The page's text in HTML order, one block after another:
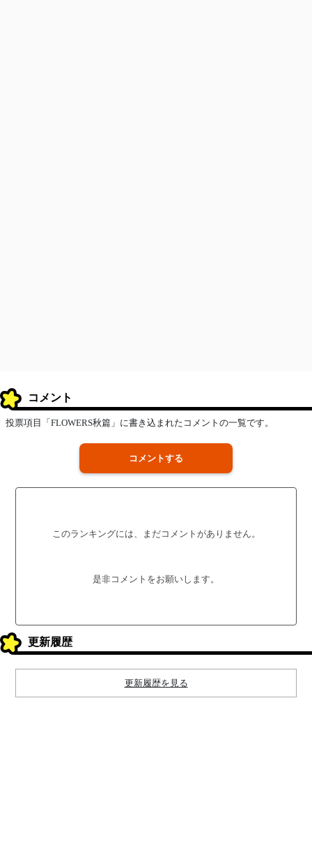
コメント
投票項目「FLOWERS秋篇」に書き込まれたコメントの一覧です。
コメントする
このランキングには、まだコメントがありません。
是非コメントをお願いします。
更新履歴
更新履歴を見る